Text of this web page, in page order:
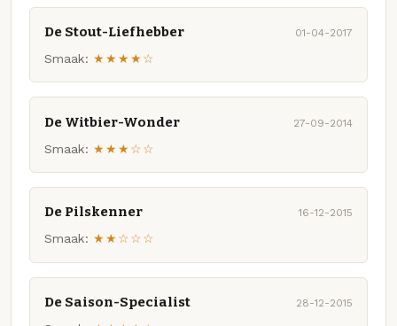
De Stout-Liefhebber 01-04-2017
Smaak: ★★★★☆
De Witbier-Wonder 27-09-2014
Smaak: ★★★☆☆
De Pilskenner 16-12-2015
Smaak: ★★☆☆☆
De Saison-Specialist 28-12-2015